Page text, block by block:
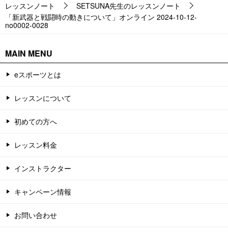
レッスンノート
SETSUNA先生のレッスンノート
「新武器と戦闘時の動きについて」オンライン 2024-10-12-
no0002-0028
MAIN MENU
eスポーツとは
レッスンについて
初めての方へ
レッスン料金
インストラクター
キャンペーン情報
お問い合わせ